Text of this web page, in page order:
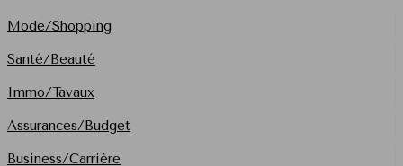
Mode/Shopping
Santé/Beauté
Immo/Tavaux
Assurances/Budget
Business/Carrière